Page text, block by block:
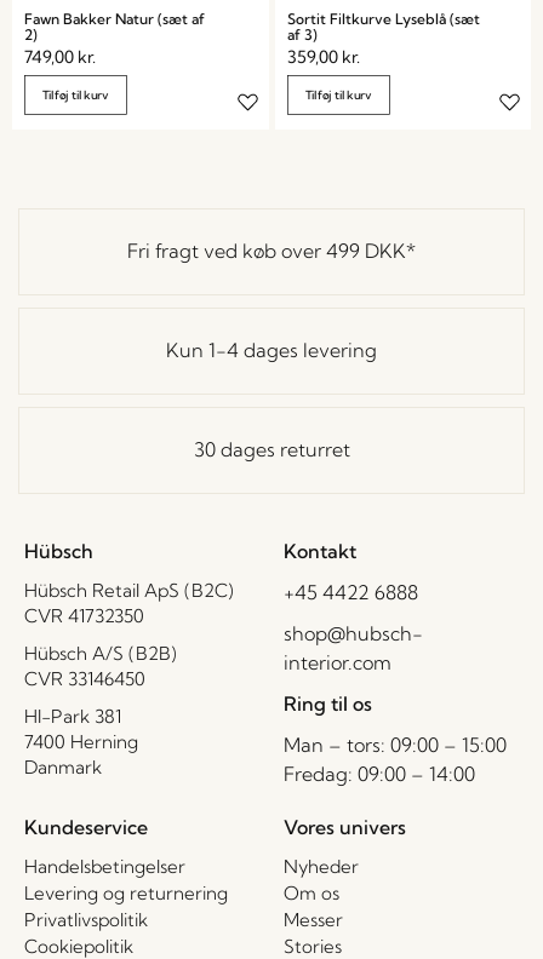
Fawn Bakker Natur (sæt af
2)
749,00 kr.
Tilføj til kurv
Sortit Filtkurve Lyseblå (sæt
af 3)
359,00 kr.
Tilføj til kurv
Fri fragt ved køb over 499 DKK*
Kun 1-4 dages levering
30 dages returret
Hübsch
Hübsch Retail ApS (B2C)
CVR 41732350
Hübsch A/S (B2B)
CVR 33146450
HI-Park 381
7400 Herning
Danmark
Kontakt
+45 4422 6888
shop@hubsch-
interior.com
Ring til os
Man – tors: 09:00 – 15:00
Fredag: 09:00 – 14:00
Kundeservice
Handelsbetingelser
Levering og returnering
Privatlivspolitik
Cookiepolitik
Vores univers
Nyheder
Om os
Messer
Stories